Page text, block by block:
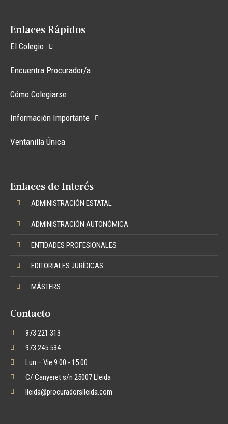
Enlaces Rápidos
El Colegio
Encuentra Procurador/a
Cómo Colegiarse
Información Importante
Ventanilla Única
Enlaces de Interés
ADMINISTRACIÓN ESTATAL
ADMINISTRACIÓN AUTONÓMICA
ENTIDADES PROFESIONALES
EDITORIALES JURÍDICAS
MÁSTERS
Contacto
973 221 313
973 245 534
Lun – Vie 9:00 - 15:00
C/ Canyeret s/n 25007 Lleida
lleida@procuradorslleida.com